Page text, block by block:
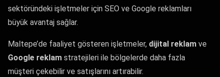
sektöründeki işletmeler için SEO ve Google reklamları
büyük avantaj sağlar.
Maltepe’de faaliyet gösteren işletmeler, dijital reklam ve
Google reklam stratejileri ile bölgelerde daha fazla
müşteri çekebilir ve satışlarını artırabilir.